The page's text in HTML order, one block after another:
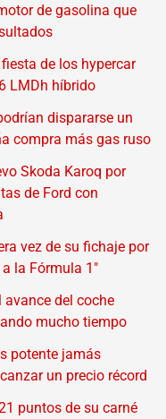
de gasolina que
de los hypercar
LMDh híbrido
dispararse un
compra más gas ruso
Skoda Karoq por
de Ford con
vez de su fichaje por
la Fórmula 1"
avance del coche
mucho tiempo
potente jamás
un precio récord
puntos de su carné